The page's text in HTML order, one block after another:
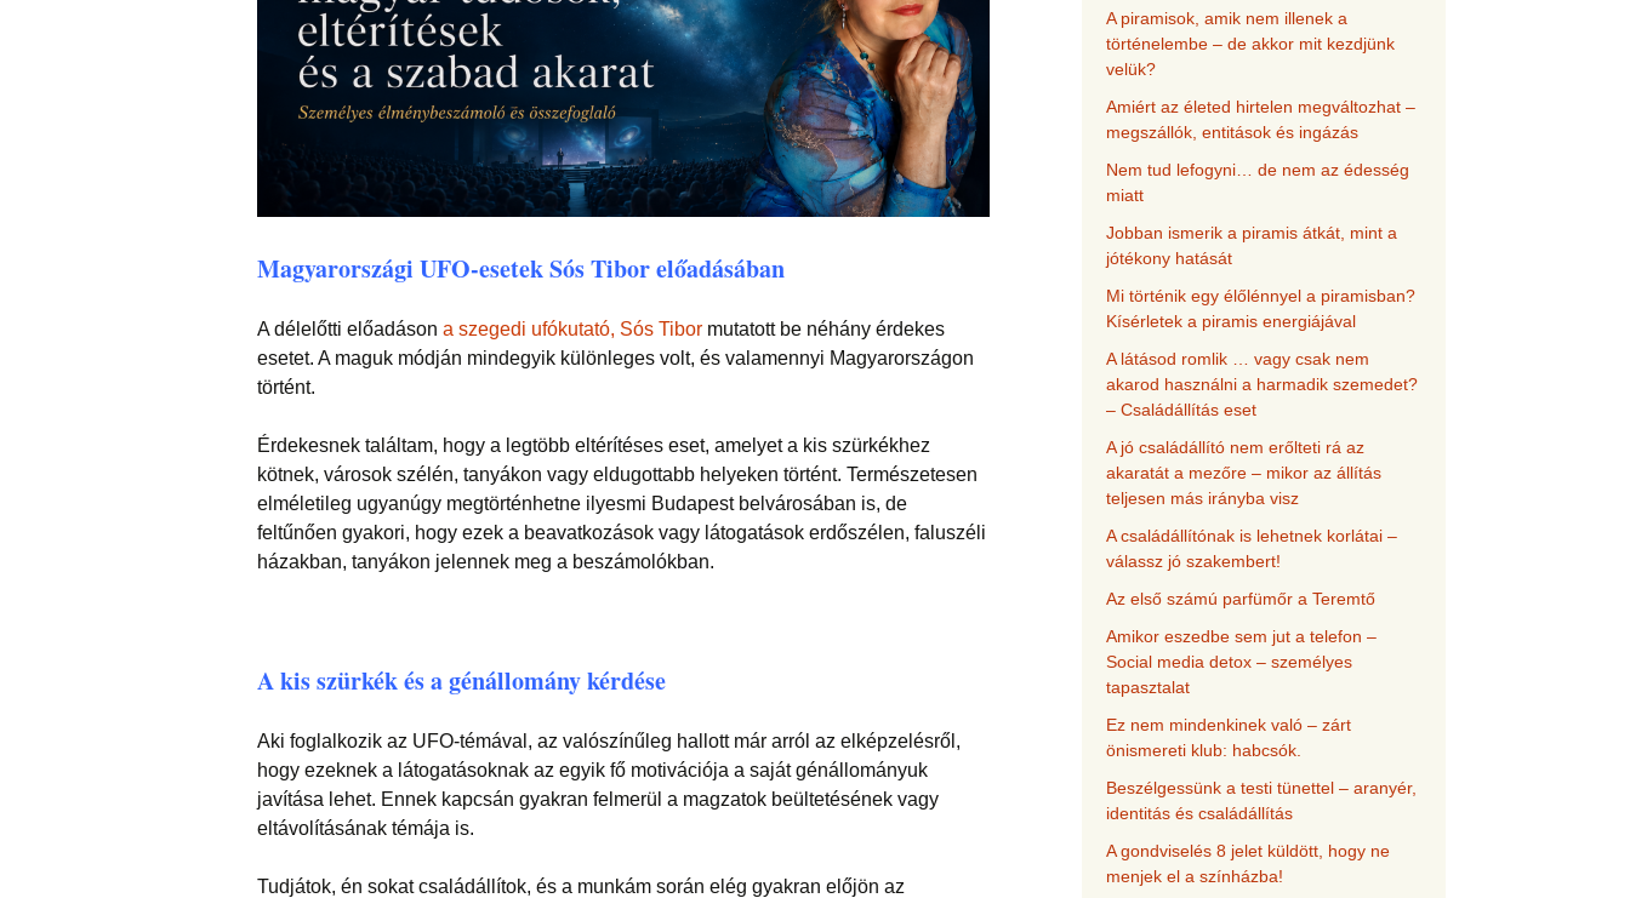
Magyarországi UFO-esetek Sós Tibor előadásában
A délelőtti előadáson a szegedi ufókutató, Sós Tibor mutatott be néhány érdekes
esetet. A maguk módján mindegyik különleges volt, és valamennyi Magyarországon
történt.
Érdekesnek találtam, hogy a legtöbb eltérítéses eset, amelyet a kis szürkékhez
kötnek, városok szélén, tanyákon vagy eldugottabb helyeken történt. Természetesen
elméletileg ugyanúgy megtörténhetne ilyesmi Budapest belvárosában is, de
feltűnően gyakori, hogy ezek a beavatkozások vagy látogatások erdőszélen, faluszéli
házakban, tanyákon jelennek meg a beszámolókban.
A kis szürkék és a génállomány kérdése
Aki foglalkozik az UFO-témával, az valószínűleg hallott már arról az elképzelésről,
hogy ezeknek a látogatásoknak az egyik fő motivációja a saját génállományuk
javítása lehet. Ennek kapcsán gyakran felmerül a magzatok beültetésének vagy
eltávolításának témája is.
Tudjátok, én sokat családállítok, és a munkám során elég gyakran előjön az
A piramisok, amik nem illenek a
történelembe – de akkor mit kezdjünk
velük?
Amiért az életed hirtelen megváltozhat –
megszállók, entitások és ingázás
Nem tud lefogyni… de nem az édesség
miatt
Jobban ismerik a piramis átkát, mint a
jótékony hatását
Mi történik egy élőlénnyel a piramisban?
Kísérletek a piramis energiájával
A látásod romlik … vagy csak nem
akarod használni a harmadik szemedet?
– Családállítás eset
A jó családállító nem erőlteti rá az
akaratát a mezőre – mikor az állítás
teljesen más irányba visz
A családállítónak is lehetnek korlátai –
válassz jó szakembert!
Az első számú parfümőr a Teremtő
Amikor eszedbe sem jut a telefon –
Social media detox – személyes
tapasztalat
Ez nem mindenkinek való – zárt
önismereti klub: habcsók.
Beszélgessünk a testi tünettel – aranyér,
identitás és családállítás
A gondviselés 8 jelet küldött, hogy ne
menjek el a színházba!